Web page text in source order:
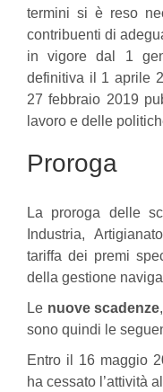
termini si è reso
contribuenti di
in vigore dal 1
definitiva il 1 aprile
27 febbraio 2019
lavoro e delle
Proroga
La proroga delle
Industria,
tariffa dei premi
della gestione
Le nuove scadenze
sono quindi le
Entro il 16 maggio
ha cessato l’attività